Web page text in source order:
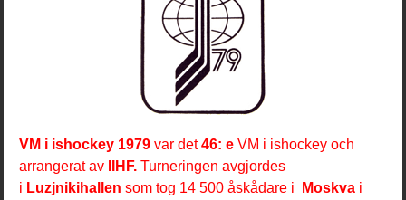
VM i ishockey 1979var det46: e VM i ishockey och
arrangerat av
IIHF. Turneringen avgjordes
i Luzjnikihallensom tog 14 500 åskådare i Moskva i